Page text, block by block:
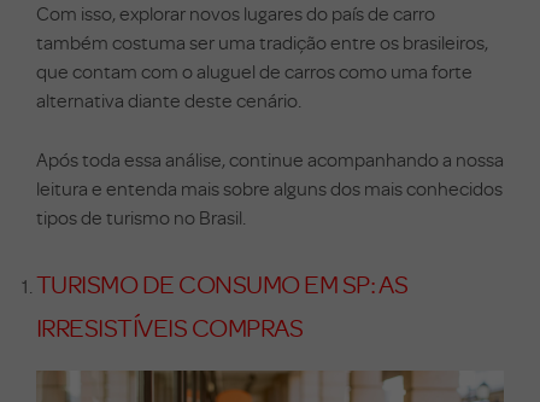
Com isso, explorar novos lugares do país de carro
também costuma ser uma tradição entre os brasileiros,
que contam com o aluguel de carros como uma forte
alternativa diante deste cenário.
Após toda essa análise, continue acompanhando a nossa
leitura e entenda mais sobre alguns dos mais conhecidos
tipos de turismo no Brasil.
TURISMO DE CONSUMO EM SP: AS
IRRESISTÍVEIS COMPRAS